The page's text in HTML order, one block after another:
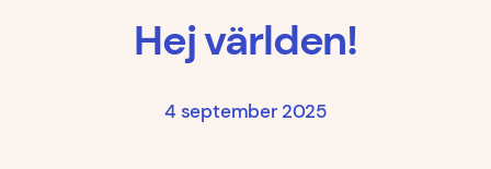
Hej världen!
4 september 2025